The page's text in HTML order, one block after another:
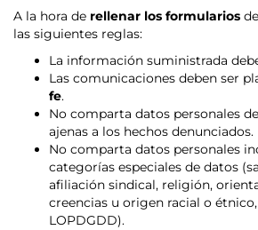
A la hora de rellenar los formularios
las siguientes reglas:
La información suministrada
Las comunicaciones deben ser
fe.
No comparta datos personales
ajenas a los hechos denunciados.
No comparta datos personales
categorías especiales de datos
afiliación sindical, religión,
creencias u origen racial o
LOPDGDD).